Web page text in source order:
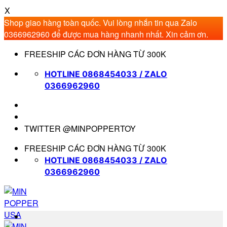
X
Shop giao hàng toàn quốc. Vui lòng nhắn tin qua Zalo
0366962960 để được mua hàng nhanh nhất. Xin cảm ơn.
qua
FREESHIP CÁC ĐƠN HÀNG TỪ 300K
HOTLINE 0868454033 / ZALO
0366962960
TWITTER @MINPOPPERTOY
FREESHIP CÁC ĐƠN HÀNG TỪ 300K
HOTLINE 0868454033 / ZALO
0366962960